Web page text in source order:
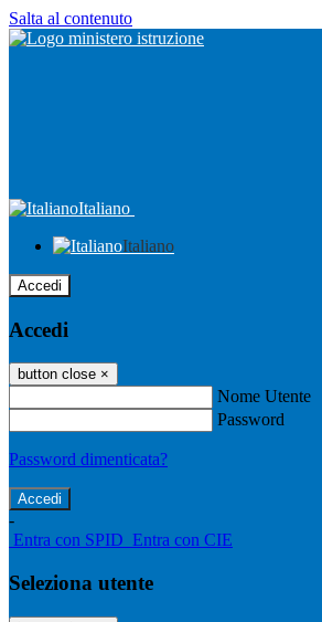
Salta al contenuto
Italiano
Italiano
Accedi
Accedi
button close ×
Nome Utente
Password
Password dimenticata?
-
Entra con SPID Entra con CIE
Seleziona utente